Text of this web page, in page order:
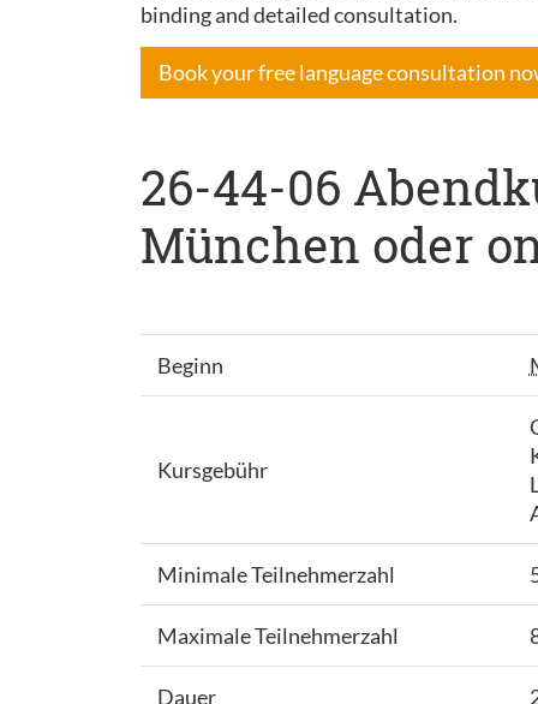
binding and detailed consultation.
Book your free language consultation
26-44-06
München oder
Beginn
Kursgebühr
Minimale Teilnehmerzahl
Maximale Teilnehmerzahl
Dauer